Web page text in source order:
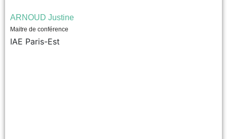
ARNOUD Justine
Maitre de conférence
IAE Paris-Est